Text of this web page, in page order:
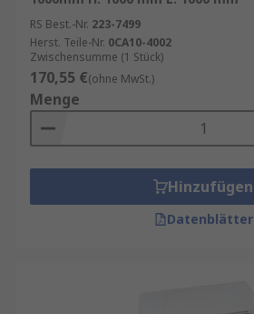
RS Best.-Nr. 223-7499
Herst. Teile-Nr. 0CA10-4002
Zwischensumme (1 Stück)
170,55 €(ohne MwSt.)
Menge
Hinzufügen
Datenblätter